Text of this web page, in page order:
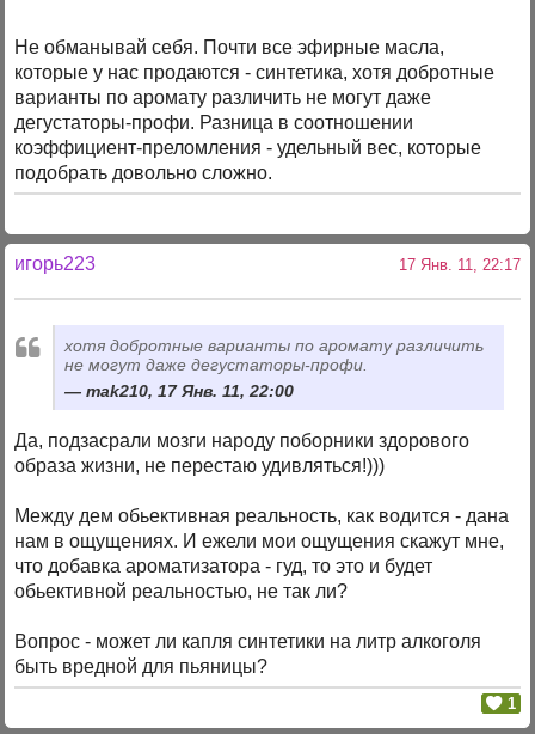
Не обманывай себя. Почти все эфирные масла,
которые у нас продаются - синтетика, хотя добротные
варианты по аромату различить не могут даже
дегустаторы-профи. Разница в соотношении
коэффициент-преломления - удельный вес, которые
подобрать довольно сложно.
игорь223 17 Янв. 11, 22:17
хотя добротные варианты по аромату различить
не могут даже дегустаторы-профи.
mak210, 17 Янв. 11, 22:00
Да, подзасрали мозги народу поборники здорового
образа жизни, не перестаю удивляться!)))
Между дем обьективная реальность, как водится - дана
нам в ощущениях. И ежели мои ощущения скажут мне,
что добавка ароматизатора - гуд, то это и будет
обьективной реальностью, не так ли?
Вопрос - может ли капля синтетики на литр алкоголя
быть вредной для пьяницы?
1